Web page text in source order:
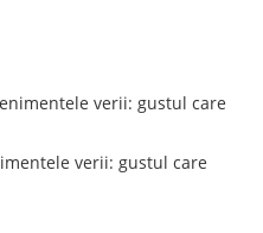
verii: gustul care